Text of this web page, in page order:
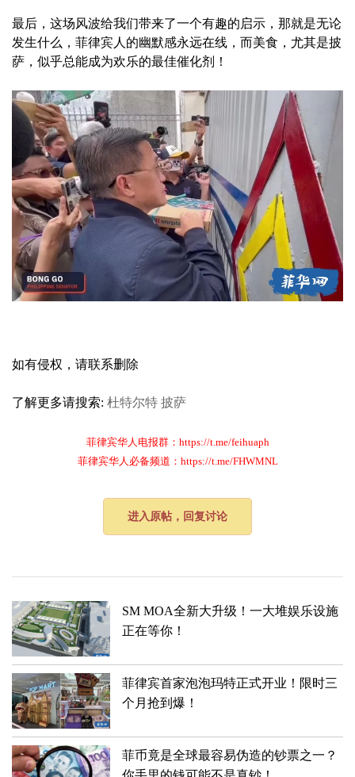
最后，这场风波给我们带来了一个有趣的启示，那就是无论
发生什么，菲律宾人的幽默感永远在线，而美食，尤其是披
萨，似乎总能成为欢乐的最佳催化剂！
如有侵权，请联系删除
了解更多请搜索: 杜特尔特 披萨
菲律宾华人电报群：https://t.me/feihuaph
菲律宾华人必备频道：https://t.me/FHWMNL
进入原帖，回复讨论
SM MOA全新大升级！一大堆娱乐设施
正在等你！
菲律宾首家泡泡玛特正式开业！限时三
个月抢到爆！
菲币竟是全球最容易伪造的钞票之一？